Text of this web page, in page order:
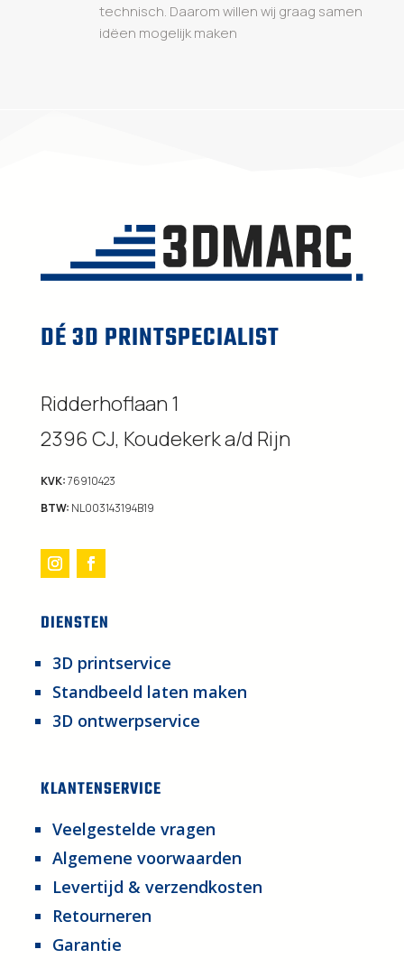
technisch. Daarom willen wij graag samen
idëen mogelijk maken
DÉ 3D PRINTSPECIALIST
Ridderhoflaan 1
2396 CJ, Koudekerk a/d Rijn
KVK:76910423
BTW: NL003143194B19
DIENSTEN
3D printservice
Standbeeld laten maken
3D ontwerpservice
KLANTENSERVICE
Veelgestelde vragen
Algemene voorwaarden
Levertijd & verzendkosten
Retourneren
Garantie